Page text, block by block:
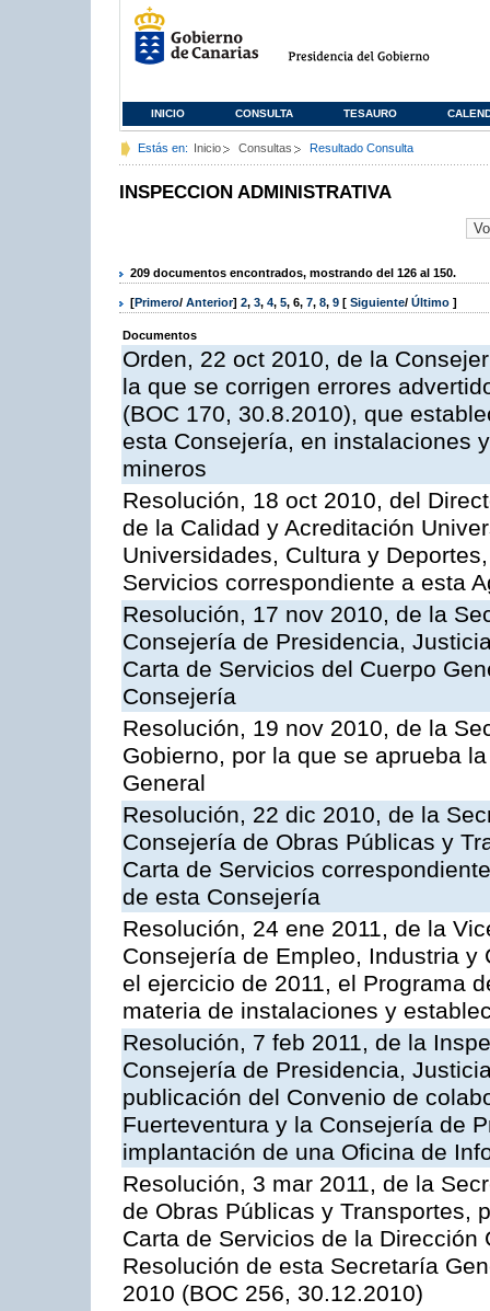
INICIO CONSULTA TESAURO
Estás en: Inicio Consultas Resultado Consulta
INSPECCION ADMINISTRATIVA
209 documentos encontrados, mostrando del 126 al 150.
[Primero/ Anterior] 2, 3, 4, 5, 6, 7, 8, 9 [ Siguiente/ Último ]
Documentos
Orden, 22 oct 2010, de la
la que se corrigen errores
(BOC 170, 30.8.2010), que
esta Consejería, en instalaciones
mineros
Resolución, 18 oct 2010, del
de la Calidad y Acreditación
Universidades, Cultura y
Servicios correspondiente a esta
Resolución, 17 nov 2010, de la
Consejería de Presidencia,
Carta de Servicios del Cuerpo
Consejería
Resolución, 19 nov 2010, de la
Gobierno, por la que se aprueba
General
Resolución, 22 dic 2010, de la
Consejería de Obras Públicas y
Carta de Servicios
de esta Consejería
Resolución, 24 ene 2011, de la
Consejería de Empleo, Industria
el ejercicio de 2011, el Programa
materia de instalaciones y
Resolución, 7 feb 2011, de la
Consejería de Presidencia,
publicación del Convenio de
Fuerteventura y la Consejería de
implantación de una Oficina de
Resolución, 3 mar 2011, de la
de Obras Públicas y Transportes,
Carta de Servicios de la
Resolución de esta Secretaría
2010 (BOC 256, 30.12.2010)